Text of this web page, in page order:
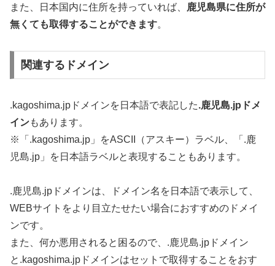
また、日本国内に住所を持っていれば、
鹿児島県に住所が
無くても取得することができます。
関連するドメイン
.kagoshima.jpドメインを日本語で表記した.鹿児島.jpドメ
インもあります。
※「.kagoshima.jp」をASCII（アスキー）ラベル、「.鹿
児島.jp」を日本語ラベルと表現することもあります。
.鹿児島.jpドメインは、ドメイン名を日本語で表示して、
WEBサイトをより目立たせたい場合におすすめのドメイ
ンです。
また、何か悪用されると困るので、.鹿児島.jpドメイン
と.kagoshima.jpドメインはセットで取得することをおす